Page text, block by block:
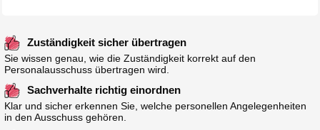
Zuständigkeit sicher übertragen
Sie wissen genau, wie die Zuständigkeit korrekt auf den
Personalausschuss übertragen wird.
Sachverhalte richtig einordnen
Klar und sicher erkennen Sie, welche personellen Angelegenheiten
in den Ausschuss gehören.